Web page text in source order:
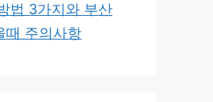
법 3가지와 부산
때 주의사항